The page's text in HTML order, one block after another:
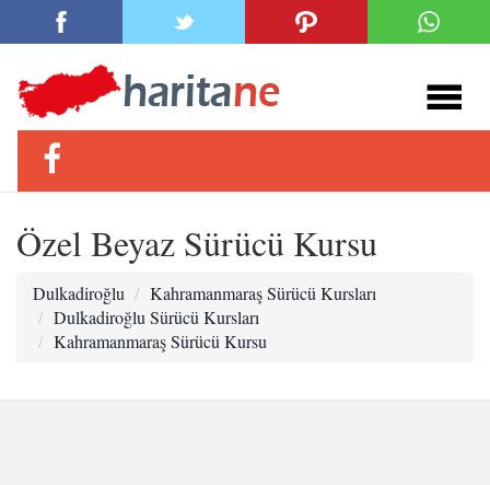
Özel Beyaz Sürücü Kursu
Dulkadiroğlu
Kahramanmaraş Sürücü Kursları
Dulkadiroğlu Sürücü Kursları
Kahramanmaraş Sürücü Kursu